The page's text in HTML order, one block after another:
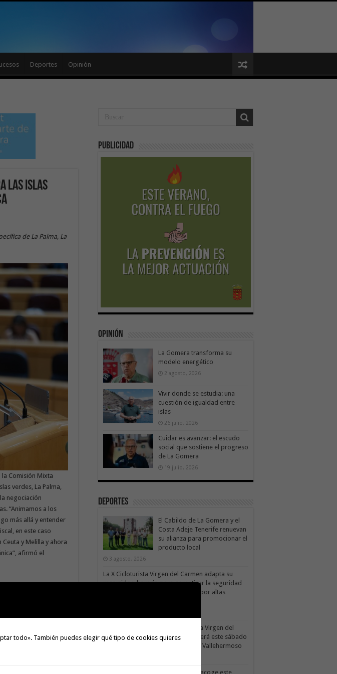
Deportes Opinión
las islas
de La Palma, La
la Comisión Mixta
verdes, La Palma,
negociación
“Animamos a los
más allá y entender
en este caso
y Melilla y ahora
afirmó el
Impuesto sobre la
“de aquellos
las condiciones de
para hacer
a la que
allá y explorar nuevas
Popular forma
Publicidad
Opinión
La Gomera transforma su
modelo energético
2 agosto, 2026
Vivir donde se estudia: una
cuestión de igualdad entre
islas
26 julio, 2026
Cuidar es avanzar: el escudo
social que sostiene el progreso
de La Gomera
19 julio, 2026
Deportes
El Cabildo de La Gomera y el
Costa Adeje Tenerife renuevan
su alianza para promocionar el
producto local
3 agosto, 2026
La X Cicloturista Virgen del Carmen adapta su
recorrido y horario para garantizar la seguridad
de los participantes ante la alerta por altas
La X Cicloturista Virgen del
Carmen recorrerá este sábado
los paisajes de Vallehermoso
Valle Gran Rey acoge este
todo». También puedes elegir qué tipo de cookies quieres